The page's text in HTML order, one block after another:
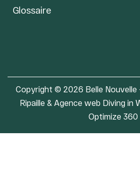
Glossaire
Copyright © 2026 Belle Nouvelle
Ripaille & Agence web Diving in
Optimize 360